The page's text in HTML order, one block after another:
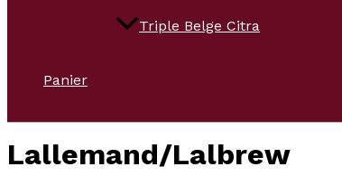
Triple Belge Citra
Panier
Lallemand/Lalbrew